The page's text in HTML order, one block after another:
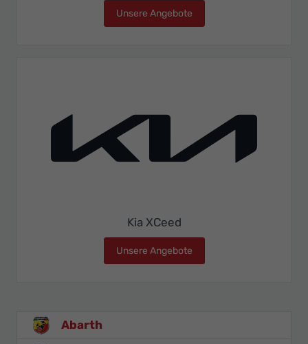
Unsere Angebote
Kia XCeed
Unsere Angebote
Abarth